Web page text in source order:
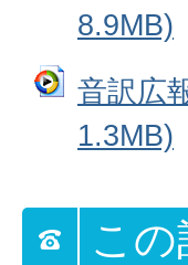
8.9MB)
音訳広
1.3MB)
こ